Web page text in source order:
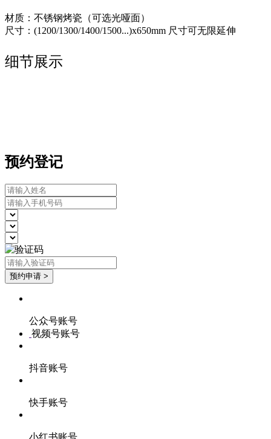
材质：不锈钢烤瓷（可选光哑面）
尺寸：(1200/1300/1400/1500...)x650mm 尺寸可无限延伸
细节展示
预约登记
公众号账号
视频号账号
抖音账号
快手账号